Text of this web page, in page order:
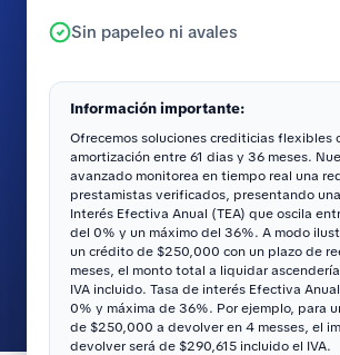
Sin papeleo ni avales
Información importante:
Ofrecemos soluciones crediticias flexibles
amortización entre 61 dias y 36 meses.
avanzado monitorea en tiempo real una
prestamistas verificados, presentando
Interés Efectiva Anual (TEA) que oscila
del 0% y un máximo del 36%. A modo
un crédito de $250,000 con un plazo de
meses, el monto total a liquidar ascendería
IVA incluido. Tasa de interés Efectiva
0% y máxima de 36%. Por ejemplo, para
de $250,000 a devolver en 4 messes, el
devolver será de $290,615 incluido el IVA.